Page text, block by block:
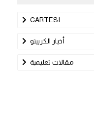
CARTESI
أخبار الكريبتو
مقالات تعليمية